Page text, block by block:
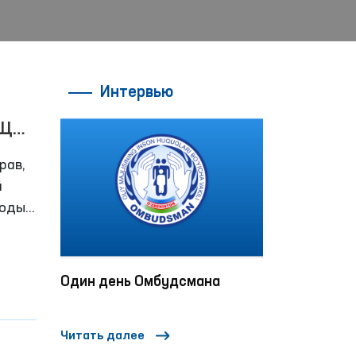
Интервью
Один день Омбудсмана
Читать далее